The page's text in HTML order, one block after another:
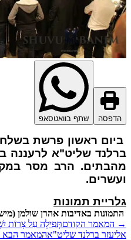
שתף בוואטסאפ
ראשון פרשת בשלח
שליט"א לרעננה
הרב מסר
תמונות
באדיבות אהרן שולמן (מישיבת נחלי
המאמר הקודםתְּפִילָה עַל צָרוֹת
ברלנד שליט"אהמאמר הבא ←